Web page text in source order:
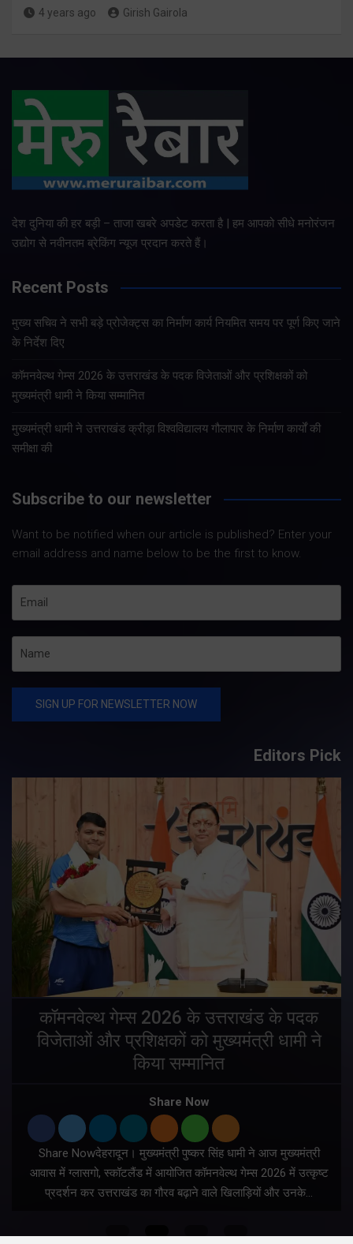
4 years ago Girish Gairola
देश दुनिया की हर बड़ी – ताजा खबरे अपडेट करता है | हम आपको सीधे मनोरंजन
उद्योग से नवीनतम ब्रेकिंग न्यूज प्रदान करते हैं।
Recent Posts
मुख्य सचिव ने सभी बड़े प्रोजेक्ट्स का निर्माण कार्य नियमित समय पर पूर्ण किए जाने
के निर्देश दिए
कॉमनवेल्थ गेम्स 2026 के उत्तराखंड के पदक विजेताओं और प्रशिक्षकों को
मुख्यमंत्री धामी ने किया सम्मानित
मुख्यमंत्री धामी ने उत्तराखंड क्रीड़ा विश्वविद्यालय गौलापार के निर्माण कार्यों की
समीक्षा की
Subscribe to our newsletter
Want to be notified when our article is published? Enter your
email address and name below to be the first to know.
Editors Pick
कॉमनवेल्थ गेम्स 2026 के उत्तराखंड के पदक
विजेताओं और प्रशिक्षकों को मुख्यमंत्री धामी ने
किया सम्मानित
Share Now
Share Nowदेहरादून। मुख्यमंत्री पुष्कर सिंह धामी ने आज मुख्यमंत्री
आवास में ग्लासगो, स्कॉटलैंड में आयोजित कॉमनवेल्थ गेम्स 2026 में उत्कृष्ट
प्रदर्शन कर उत्तराखंड का गौरव बढ़ाने वाले खिलाड़ियों और उनके…